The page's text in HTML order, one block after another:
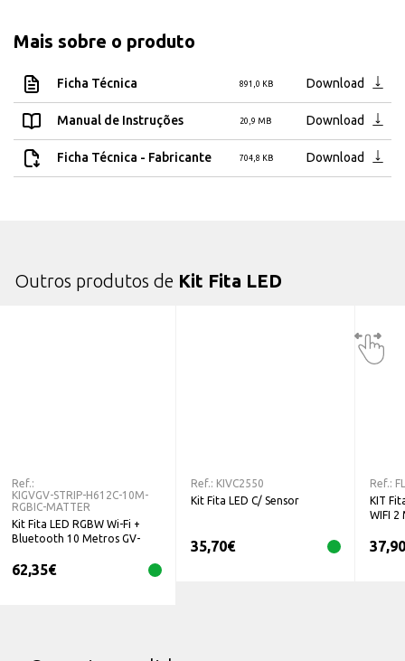
Matter, App, Alexa, Google Assistant ,Voice Control, IFTTT
24V/0.5A
12W
-10~40℃
Mais sobre o produto
Ficha Técnica 891,0 KB Download
Manual de Instruções 20,9 MB Download
Ficha Técnica - Fabricante 704,8 KB Download
Outros produtos de Kit Fita LED
Ref.:
KIGVGV-STRIP-H612C-10M-
RGBIC-MATTER
Kit Fita LED RGBW Wi-Fi +
Bluetooth 10 Metros GV-
MATTER
62,35€
Ref.: KIVC2550
Kit Fita LED C/ Sensor
35,70€
Ref.:
KIT
WIFI 2
37,90